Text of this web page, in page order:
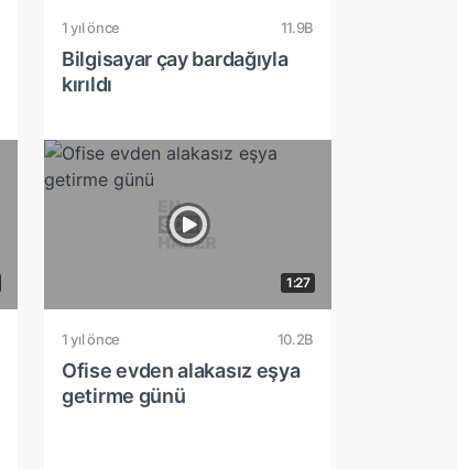
1 yıl önce 11.9B
Bilgisayar çay bardağıyla
kırıldı
1:27
1 yıl önce 10.2B
Ofise evden alakasız eşya
getirme günü